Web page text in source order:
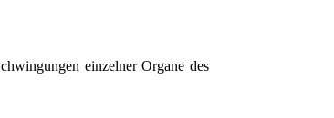
einzelner Organe des